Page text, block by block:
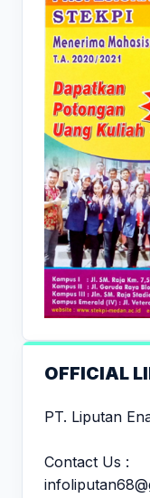
OFFICIAL
PT. Liputan
Contact Us :